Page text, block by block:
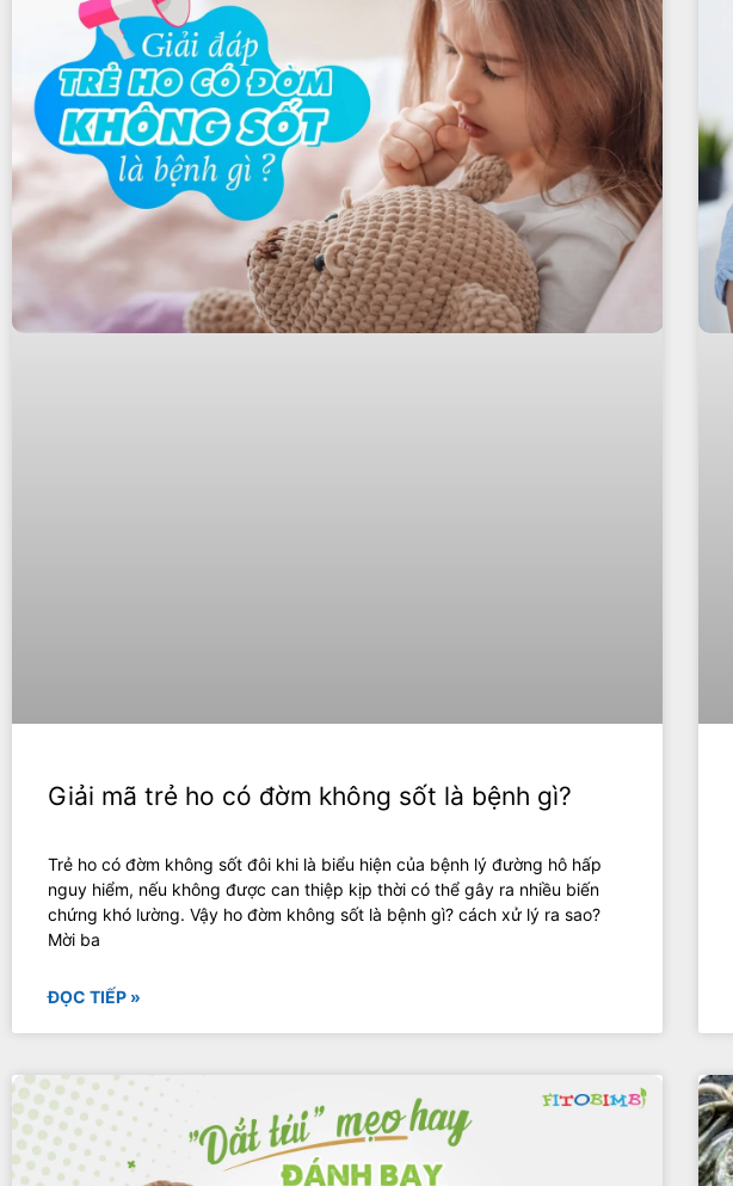
Giải mã trẻ ho có đờm không sốt là bệnh gì?
Trẻ ho có đờm không sốt đôi khi là biểu hiện của bệnh lý đường hô hấp
nguy hiểm, nếu không được can thiệp kịp thời có thể gây ra nhiều biến
chứng khó lường. Vậy ho đờm không sốt là bệnh gì? cách xử lý ra sao?
Mời ba
ĐỌC TIẾP »